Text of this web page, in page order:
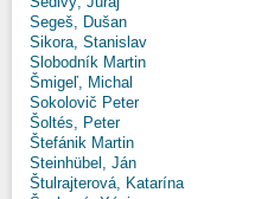
Segeš, Dušan
Sikora, Stanislav
Slobodník Martin
Šmigeľ, Michal
Sokolovič Peter
Šoltés, Peter
Štefánik Martin
Steinhübel, Ján
Štulrajterová, Katarína